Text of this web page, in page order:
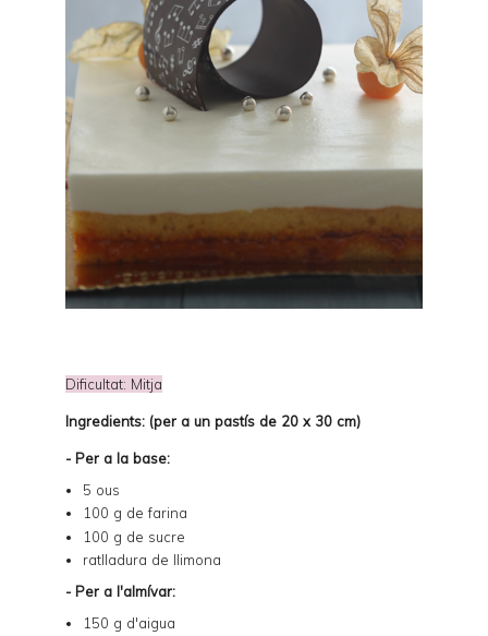
Dificultat: Mitja
Ingredients: (per a un pastís de 20 x 30 cm)
- Per a la base:
5 ous
100 g de farina
100 g de sucre
ratlladura de llimona
- Per a l'almívar:
150 g d'aigua